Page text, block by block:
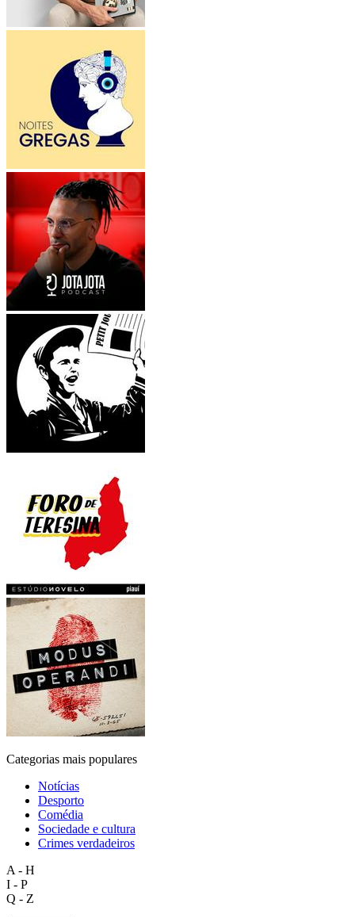
Categorias mais populares
Notícias
Desporto
Comédia
Sociedade e cultura
Crimes verdadeiros
A - H
I - P
Q - Z